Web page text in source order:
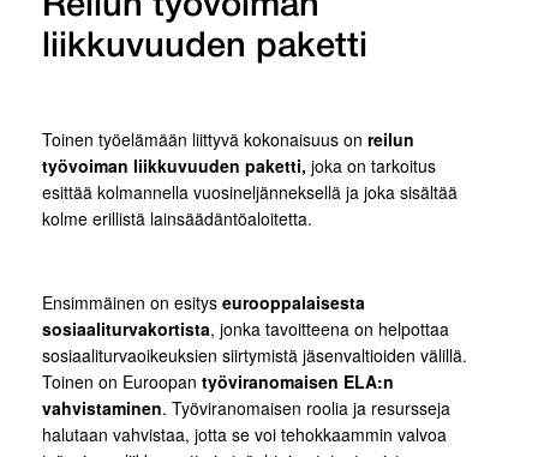
liikkuvuuden paketti
Toinen työelämään liittyvä kokonaisuus on reilun
työvoiman liikkuvuuden paketti, joka on tarkoitus
esittää kolmannella vuosineljänneksellä ja joka sisältää
kolme erillistä lainsäädäntöaloitetta.
Ensimmäinen on esitys eurooppalaisesta
sosiaaliturvakortista, jonka tavoitteena on helpottaa
sosiaaliturvaoikeuksien siirtymistä jäsenvaltioiden välillä.
Toinen on Euroopan työviranomaisen ELA:n
vahvistaminen. Työviranomaisen roolia ja resursseja
halutaan vahvistaa, jotta se voi tehokkaammin valvoa